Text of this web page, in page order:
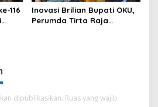
116
Inovasi Brilian Bupati OKU,
Perumda Tirta Raja
dipublikasikan. Ruas yang wajib